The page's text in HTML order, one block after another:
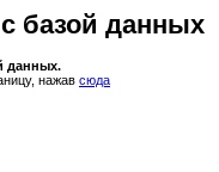
базой данных
данных.
нажав сюда